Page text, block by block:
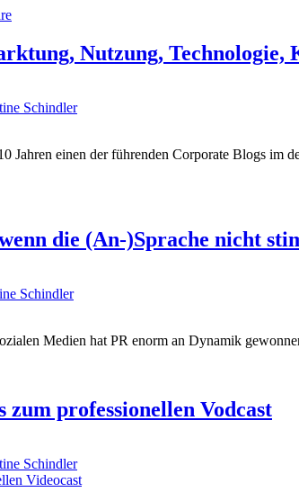
Nutzung, Technologie,
Schindler
Jahren einen der führenden Corporate Blogs im
die (An-)Sprache nicht
Schindler
Medien hat PR enorm an Dynamik
professionellen Vodcast
Schindler